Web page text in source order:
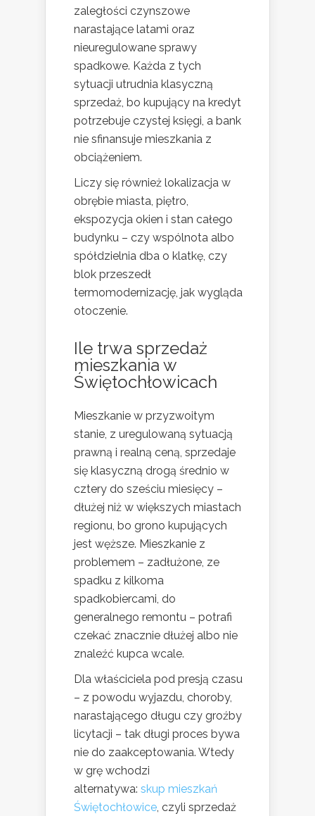
zaległości czynszowe
narastające latami oraz
nieuregulowane sprawy
spadkowe. Każda z tych
sytuacji utrudnia klasyczną
sprzedaż, bo kupujący na kredyt
potrzebuje czystej księgi, a bank
nie sfinansuje mieszkania z
obciążeniem.
Liczy się również lokalizacja w
obrębie miasta, piętro,
ekspozycja okien i stan całego
budynku – czy wspólnota albo
spółdzielnia dba o klatkę, czy
blok przeszedł
termomodernizację, jak wygląda
otoczenie.
Ile trwa sprzedaż
mieszkania w
Świętochłowicach
Mieszkanie w przyzwoitym
stanie, z uregulowaną sytuacją
prawną i realną ceną, sprzedaje
się klasyczną drogą średnio w
cztery do sześciu miesięcy –
dłużej niż w większych miastach
regionu, bo grono kupujących
jest węższe. Mieszkanie z
problemem – zadłużone, ze
spadku z kilkoma
spadkobiercami, do
generalnego remontu – potrafi
czekać znacznie dłużej albo nie
znaleźć kupca wcale.
Dla właściciela pod presją czasu
– z powodu wyjazdu, choroby,
narastającego długu czy groźby
licytacji – tak długi proces bywa
nie do zaakceptowania. Wtedy
w grę wchodzi
alternatywa: skup mieszkań
Świętochłowice , czyli sprzedaż